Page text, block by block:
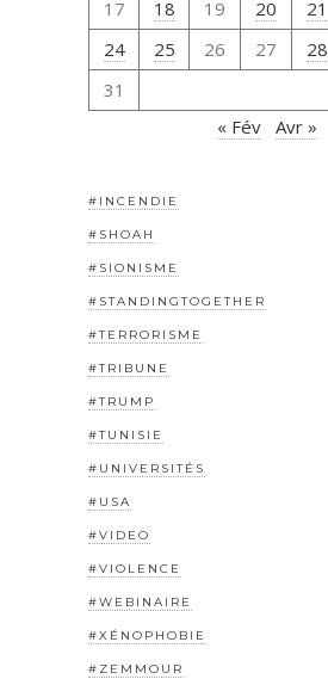
17
18 19 20 21
24
25 26 27 28
31
« Fév Avr »
#INCENDIE
#SHOAH
#SIONISME
#STANDINGTOGETHER
#TERRORISME
#TRIBUNE
#TRUMP
#TUNISIE
#UNIVERSITÉS
#USA
#VIDEO
#VIOLENCE
#WEBINAIRE
#XÉNOPHOBIE
#ZEMMOUR